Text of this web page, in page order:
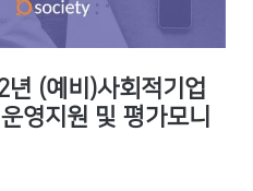
(예비)사회적기업
영지원 및 평가모니